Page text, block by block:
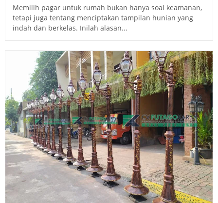
Memilih pagar untuk rumah bukan hanya soal keamanan,
tetapi juga tentang menciptakan tampilan hunian yang
indah dan berkelas. Inilah alasan...